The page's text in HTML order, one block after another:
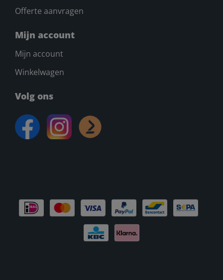
Offerte aanvragen
Mijn account
Mijn account
Winkelwagen
Volg ons